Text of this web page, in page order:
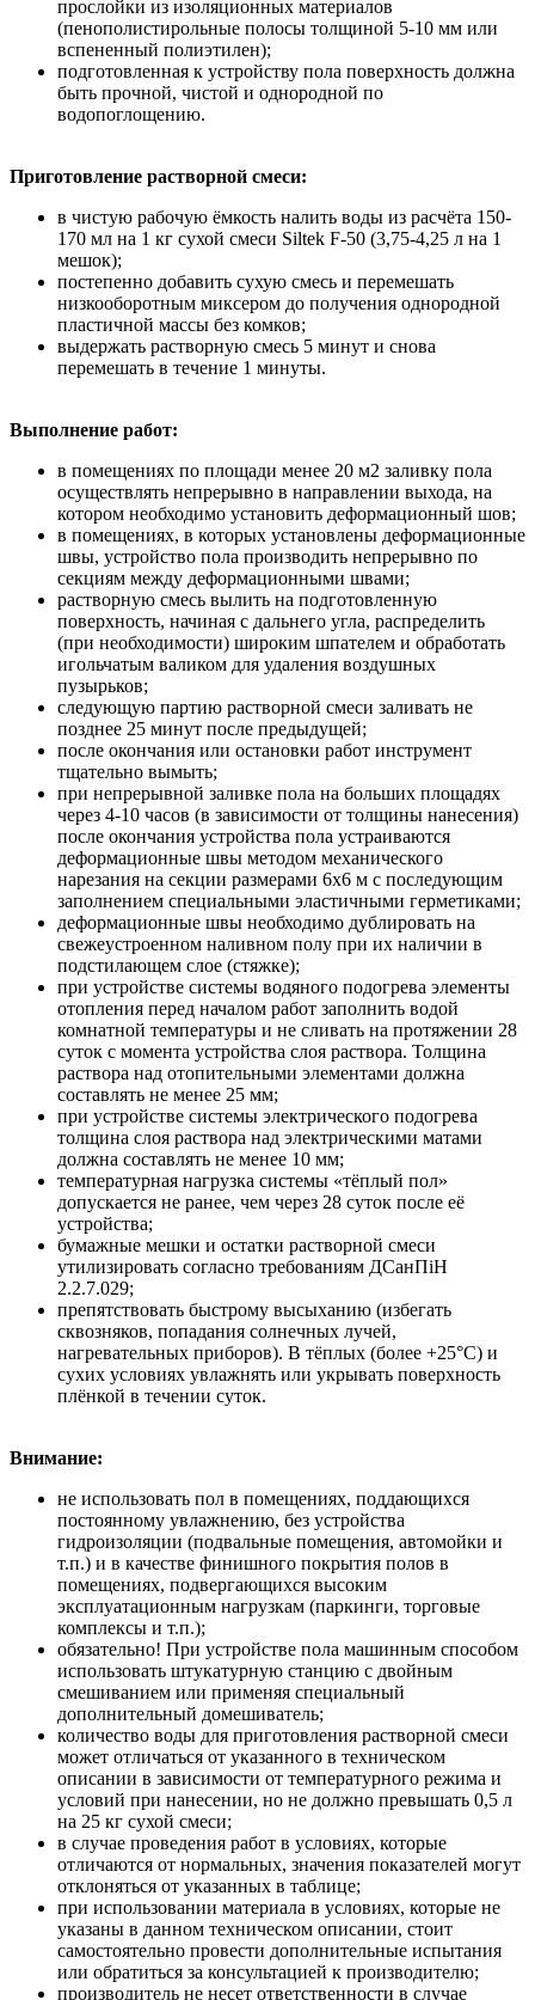
прослойки из изоляционных материалов
(пенополистирольные полосы толщиной 5-10 мм или
вспененный полиэтилен);
подготовленная к устройству пола поверхность должна
быть прочной, чистой и однородной по
водопоглощению.
Приготовление растворной смеси:
в чистую рабочую ёмкость налить воды из расчёта 150-
170 мл на 1 кг сухой смеси Siltek F-50 (3,75-4,25 л на 1
мешок);
постепенно добавить сухую смесь и перемешать
низкооборотным миксером до получения однородной
пластичной массы без комков;
выдержать растворную смесь 5 минут и снова
перемешать в течение 1 минуты.
Выполнение работ:
в помещениях по площади менее 20 м2 заливку пола
осуществлять непрерывно в направлении выхода, на
котором необходимо установить деформационный шов;
в помещениях, в которых установлены деформационные
швы, устройство пола производить непрерывно по
секциям между деформационными швами;
растворную смесь вылить на подготовленную
поверхность, начиная с дальнего угла, распределить
(при необходимости) широким шпателем и обработать
игольчатым валиком для удаления воздушных
пузырьков;
следующую партию растворной смеси заливать не
позднее 25 минут после предыдущей;
после окончания или остановки работ инструмент
тщательно вымыть;
при непрерывной заливке пола на больших площадях
через 4-10 часов (в зависимости от толщины нанесения)
после окончания устройства пола устраиваются
деформационные швы методом механического
нарезания на секции размерами 6x6 м с последующим
заполнением специальными эластичными герметиками;
деформационные швы необходимо дублировать на
свежеустроенном наливном полу при их наличии в
подстилающем слое (стяжке);
при устройстве системы водяного подогрева элементы
отопления перед началом работ заполнить водой
комнатной температуры и не сливать на протяжении 28
суток с момента устройства слоя раствора. Толщина
раствора над отопительными элементами должна
составлять не менее 25 мм;
при устройстве системы электрического подогрева
толщина слоя раствора над электрическими матами
должна составлять не менее 10 мм;
температурная нагрузка системы «тёплый пол»
допускается не ранее, чем через 28 суток после её
устройства;
бумажные мешки и остатки растворной смеси
утилизировать согласно требованиям ДСанПіН
2.2.7.029;
препятствовать быстрому высыханию (избегать
сквозняков, попадания солнечных лучей,
нагревательных приборов). В тёплых (более +25°С) и
сухих условиях увлажнять или укрывать поверхность
плёнкой в течении суток.
Внимание:
не использовать пол в помещениях, поддающихся
постоянному увлажнению, без устройства
гидроизоляции (подвальные помещения, автомойки и
т.п.) и в качестве финишного покрытия полов в
помещениях, подвергающихся высоким
эксплуатационным нагрузкам (паркинги, торговые
комплексы и т.п.);
обязательно! При устройстве пола машинным способом
использовать штукатурную станцию с двойным
смешиванием или применяя специальный
дополнительный домешиватель;
количество воды для приготовления растворной смеси
может отличаться от указанного в техническом
описании в зависимости от температурного режима и
условий при нанесении, но не должно превышать 0,5 л
на 25 кг сухой смеси;
в случае проведения работ в условиях, которые
отличаются от нормальных, значения показателей могут
отклоняться от указанных в таблице;
при использовании материала в условиях, которые не
указаны в данном техническом описании, стоит
самостоятельно провести дополнительные испытания
или обратиться за консультацией к производителю;
производитель не несет ответственности в случае